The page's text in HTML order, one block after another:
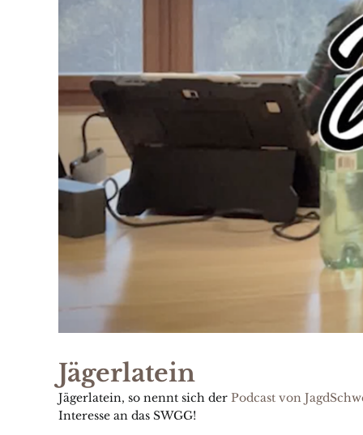
Jägerlatein
Jägerlatein, so nennt sich der Podcast von
Interesse an das SWGG!